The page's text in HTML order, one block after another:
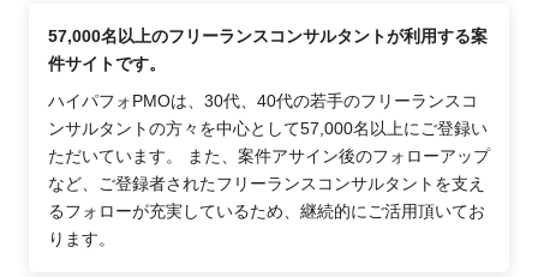
57,000名以上のフリーランスコンサルタントが利用する案
件サイトです。
ハイパフォPMOは、30代、40代の若手のフリーランスコ
ンサルタントの方々を中心として57,000名以上にご登録い
ただいています。 また、案件アサイン後のフォローアップ
など、ご登録者されたフリーランスコンサルタントを支え
るフォローが充実しているため、継続的にご活用頂いてお
ります。